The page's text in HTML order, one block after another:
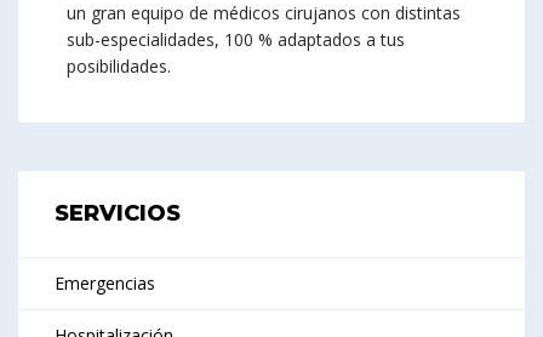
un gran equipo de médicos cirujanos con distintas
sub-especialidades, 100 % adaptados a tus
posibilidades.
SERVICIOS
Emergencias